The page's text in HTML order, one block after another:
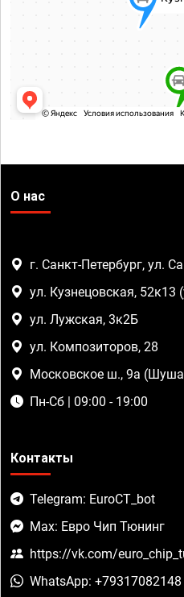
О нас
г. Санкт-Петербург, ул.
ул. Кузнецовская, 52к13
ул. Лужская, 3к2Б
ул. Композиторов, 28
Московское ш., 9а
Пн-Сб | 09:00 - 19:00
Контакты
Telegram: EuroCT_bot
Max: Евро Чип Тюнинг
https://vk.com/
WhatsApp: +79317082148